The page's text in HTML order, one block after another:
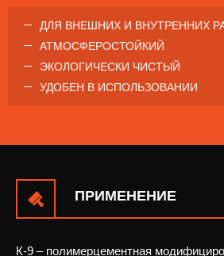
ДЛЯ ВНЕШНИХ И ВНУТРЕННИХ
АТМОСФЕРОСТОЙКИЙ
ЭКОЛОГИЧЕСКИ ЧИСТЫЙ
УДОБЕН В ИСПОЛЬЗОВАНИИ
ПРИМЕНЕНИЕ
К-9 – полимерцементная